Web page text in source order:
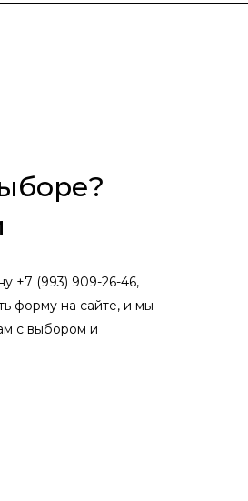
+7 (993) 909-26-46,
форму на сайте, и мы
с выбором и